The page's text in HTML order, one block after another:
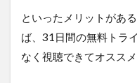
といったメリットがあ
ば、31日間の無料トラ
なく視聴できてオスス